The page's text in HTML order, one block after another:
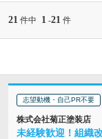
21 件中 1 -21 件
志望動機・自己PR不要
株式会社菊正塗装店
未経験歓迎！組織